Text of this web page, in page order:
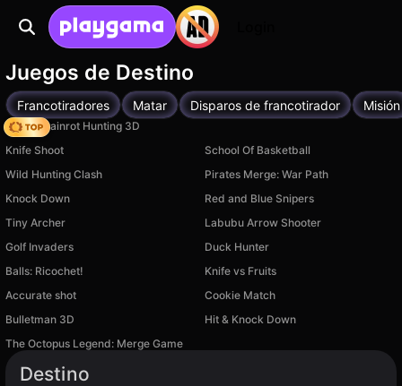
Juegos de Destino
Francotiradores Matar Disparos de francotirador Misión
Italian Brainrot Hunting 3D
Knife Shoot
School Of Basketball
Wild Hunting Clash
Pirates Merge: War Path
Knock Down
Red and Blue Snipers
Tiny Archer
Labubu Arrow Shooter
Golf Invaders
Duck Hunter
Balls: Ricochet!
Knife vs Fruits
Accurate shot
Cookie Match
Bulletman 3D
Hit & Knock Down
The Octopus Legend: Merge Game
Destino